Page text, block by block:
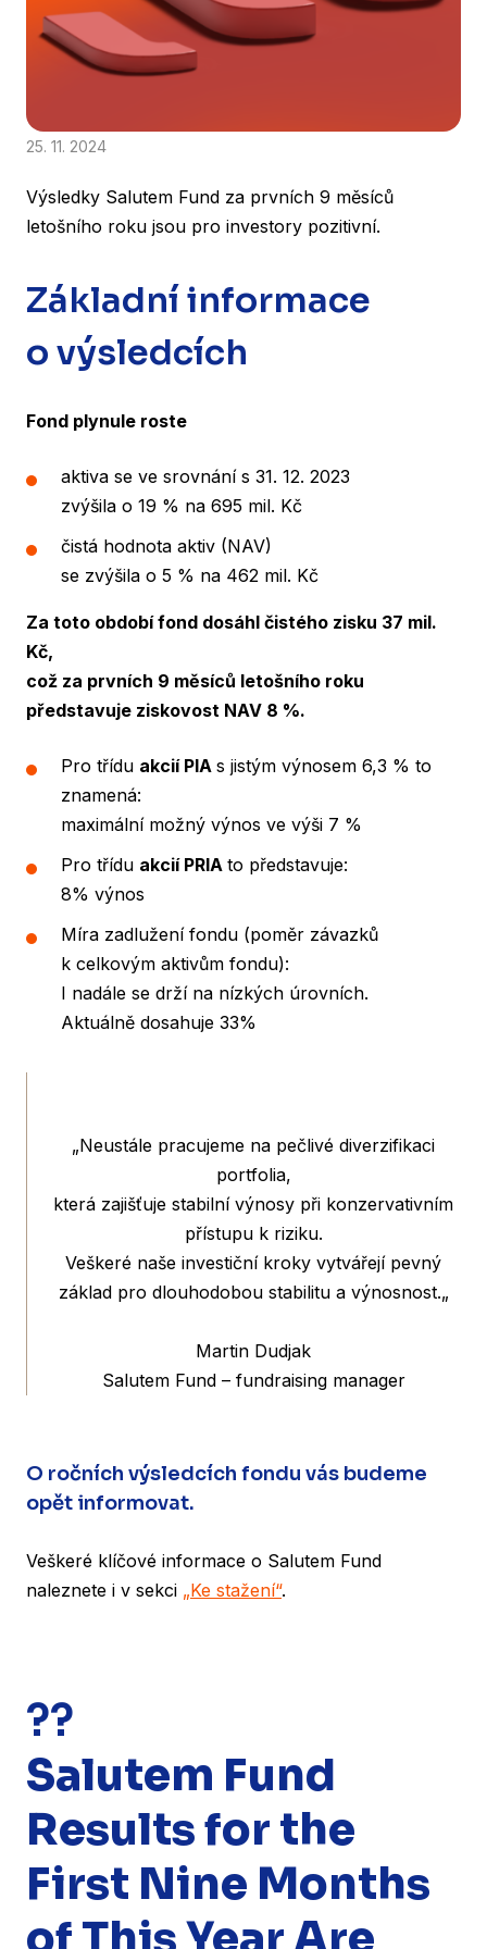
25. 11. 2024
Výsledky Salutem Fund za prvních 9 měsíců
letošního roku jsou pro investory pozitivní.
Základní informace
o výsledcích
Fond plynule roste
aktiva se ve srovnání s 31. 12. 2023
zvýšila o 19 % na 695 mil. Kč
čistá hodnota aktiv (NAV)
se zvýšila o 5 % na 462 mil. Kč
Za toto období fond dosáhl čistého zisku 37 mil.
Kč,
což za prvních 9 měsíců letošního roku
představuje ziskovost NAV 8 %.
Pro třídu akcií PIA s jistým výnosem 6,3 % to
znamená:
maximální možný výnos ve výši 7 %
Pro třídu akcií PRIA to představuje:
8% výnos
Míra zadlužení fondu (poměr závazků
k celkovým aktivům fondu):
I nadále se drží na nízkých úrovních.
Aktuálně dosahuje 33%
„Neustále pracujeme na pečlivé diverzifikaci
portfolia,
která zajišťuje stabilní výnosy při konzervativním
přístupu k riziku.
Veškeré naše investiční kroky vytvářejí pevný
základ pro dlouhodobou stabilitu a výnosnost.„
Martin Dudjak
Salutem Fund – fundraising manager
O ročních výsledcích fondu vás budeme
opět informovat.
Veškeré klíčové informace o Salutem Fund
naleznete i v sekci „Ke stažení“.
??
Salutem Fund
Results for the
First Nine Months